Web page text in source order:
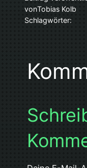
vonTobias Kolb
Schlagwörter: